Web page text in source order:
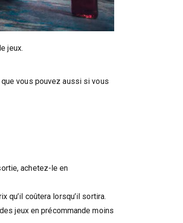
jeux.
que vous pouvez aussi si vous
achetez-le en
qu’il coûtera lorsqu’il sortira.
jeux en précommande moins